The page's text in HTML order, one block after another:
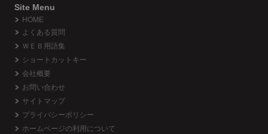
Site Menu
HOME
よくある質問
ＷＥＢ用語集
ショートカットキー
会社概要
お問い合わせ
サイトマップ
プライバシーポリシー
ホームページの利用について